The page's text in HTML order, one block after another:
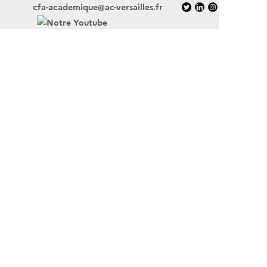
cfa-academique@ac-versailles.fr